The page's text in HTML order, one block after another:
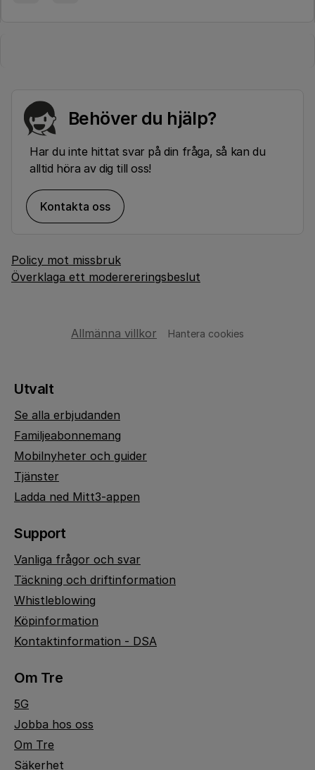
Behöver du hjälp?
Har du inte hittat svar på din fråga, så kan du
alltid höra av dig till oss!
Kontakta oss
Policy mot missbruk
Överklaga ett moderereringsbeslut
Allmänna villkor Hantera cookies
Utvalt
Se alla erbjudanden
Familjeabonnemang
Mobilnyheter och guider
Tjänster
Ladda ned Mitt3-appen
Support
Vanliga frågor och svar
Täckning och driftinformation
Whistleblowing
Köpinformation
Kontaktinformation - DSA
Om Tre
5G
Jobba hos oss
Om Tre
Säkerhet